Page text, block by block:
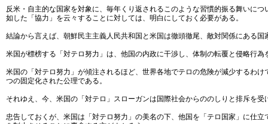
反米・自主的な国家を対象に、毎年くり返されるこのような習慣的振る舞いに
如した「協力」を云々することに対しては、明白にしておく必要がある。
結論から言えば、朝鮮民主主義人民共和国と米国は徹頭徹尾、敵対関係にある
米国が標榜する「対テロ努力」は、他国の内政に干渉し、体制の転覆と侵略行
米国の「対テロ努力」が傾注されるほど、世界各地でテロの危険が減少するわ
つの固定化された公理である。
それゆえ、今、米国の「対テロ」スローガンは国際社会からののしりと排斥を
忠告しておくが、米国は「対テロ努力」の美名の下、他国を「テロ国家」に仕